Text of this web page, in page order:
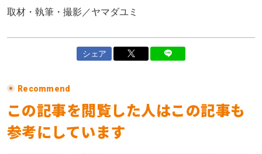
取材・執筆・撮影／ヤマダユミ
シェア
Recommend
この記事を閲覧した人はこの記事も
参考にしています